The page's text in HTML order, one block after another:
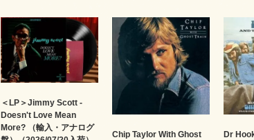
＜LP＞Jimmy Scott -
Doesn't Love Mean
More? （輸入・アナログ
Chip Taylor With Ghost
Dr